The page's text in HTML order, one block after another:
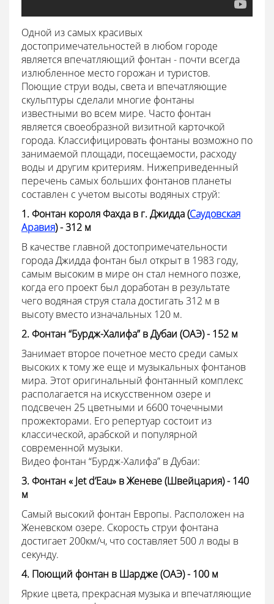
Одной из самых красивых
достопримечательностей в любом городе
является впечатляющий фонтан - почти всегда
излюбленное место горожан и туристов.
Поющие струи воды, света и впечатляющие
скульптуры сделали многие фонтаны
известными во всем мире. Часто фонтан
является своеобразной визитной карточкой
города. Классифицировать фонтаны возможно по
занимаемой площади, посещаемости, расходу
воды и другим критериям. Нижеприведенный
перечень самых больших фонтанов планеты
составлен с учетом высоты водяных струй:
1. Фонтан короля Фахда в г. Джидда (Саудовская
Аравия) - 312 м
В качестве главной достопримечательности
города Джидда фонтан был открыт в 1983 году,
самым высоким в мире он стал немного позже,
когда его проект был доработан в результате
чего водяная струя стала достигать 312 м в
высоту вместо изначальных 120 м.
2. Фонтан “Бурдж-Халифа” в Дубаи (ОАЭ) - 152 м
Занимает второе почетное место среди самых
высоких к тому же еще и музыкальных фонтанов
мира. Этот оригинальный фонтанный комплекс
располагается на искусственном озере и
подсвечен 25 цветными и 6600 точечными
прожекторами. Его репертуар состоит из
классической, арабской и популярной
современной музыки.
Видео фонтан “Бурдж-Халифа” в Дубаи:
3. Фонтан « Jet d’Eau» в Женеве (Швейцария) - 140
м
Самый высокий фонтан Европы. Расположен на
Женевском озере. Скорость струи фонтана
достигает 200км/ч, что составляет 500 л воды в
секунду.
4. Поющий фонтан в Шардже (ОАЭ) - 100 м
Яркие цвета, прекрасная музыка и впечатляющие